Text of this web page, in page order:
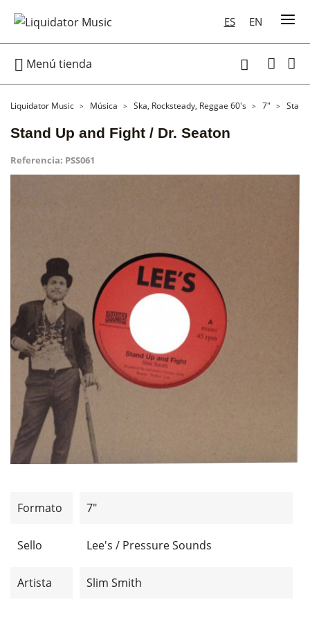
ES EN
 Menú tienda 
Liquidator Music Música Ska, Rocksteady, Reggae 60's 7"
Stand Up and Fight / Dr. Seaton
Referencia: PSS061
Formato 7"
Sello Lee's / Pressure Sounds
Artista Slim Smith